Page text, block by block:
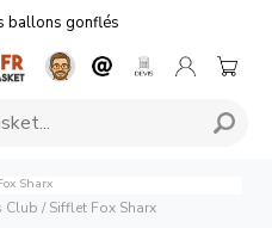
ballons gonflés
Sharx
Club / Sifflet Fox Sharx